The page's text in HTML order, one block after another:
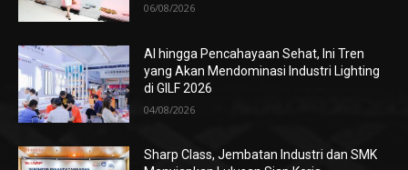
06/08/2026
AI hingga Pencahayaan Sehat, Ini Tren
yang Akan Mendominasi Industri Lighting
di GILF 2026
04/08/2026
Sharp Class, Jembatan Industri dan SMK